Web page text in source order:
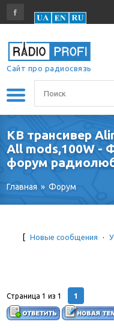
Сайт про радиосвязь
КВ трансивер
All mods,100W -
форум
Главная » Форум
[ Новые сообщения ·
Страница1 из1 1